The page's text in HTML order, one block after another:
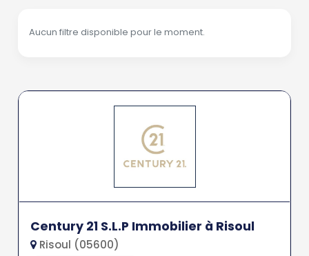
Aucun filtre disponible pour le moment.
Century 21 S.L.P Immobilier à Risoul
Risoul (05600)